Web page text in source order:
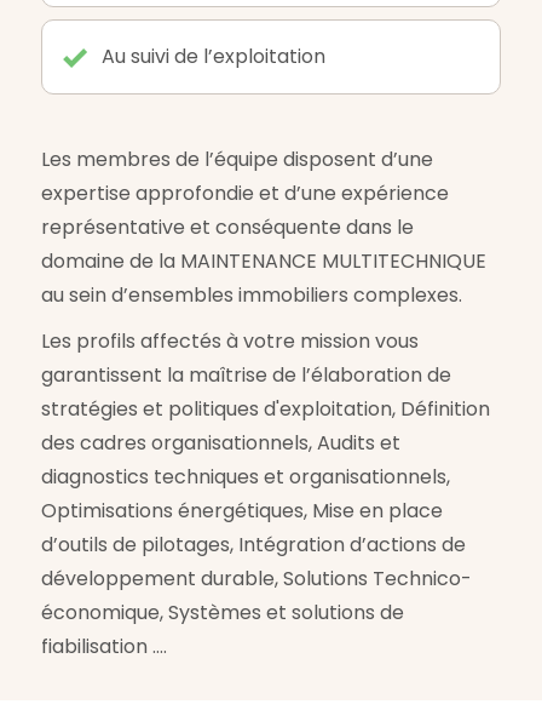
Au suivi de l’exploitation
Les membres de l’équipe disposent d’une
expertise approfondie et d’une expérience
représentative et conséquente dans le
domaine de la MAINTENANCE MULTITECHNIQUE
au sein d’ensembles immobiliers complexes.
Les profils affectés à votre mission vous
garantissent la maîtrise de l’élaboration de
stratégies et politiques d'exploitation, Définition
des cadres organisationnels, Audits et
diagnostics techniques et organisationnels,
Optimisations énergétiques, Mise en place
d’outils de pilotages, Intégration d’actions de
développement durable, Solutions Technico-
économique, Systèmes et solutions de
fiabilisation ….